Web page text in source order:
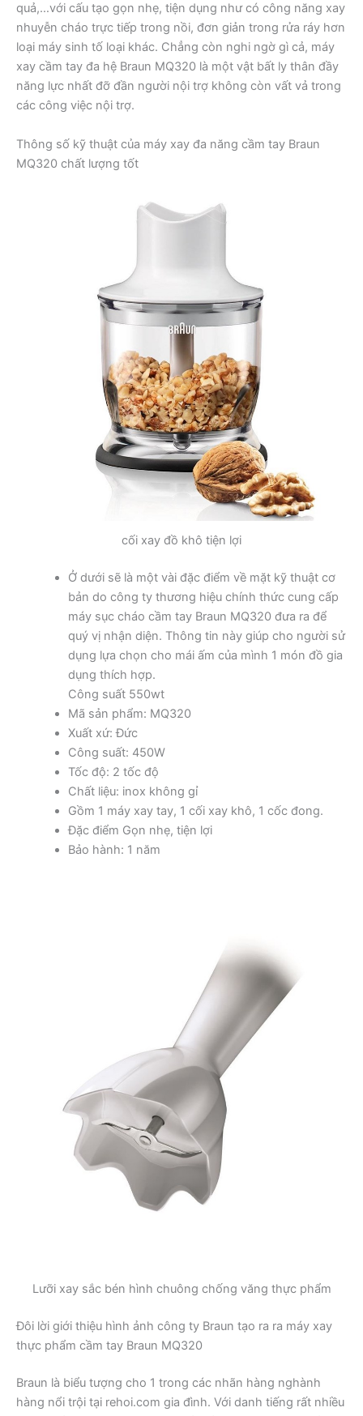
quả,…với cấu tạo gọn nhẹ, tiện dụng như có công năng xay
nhuyễn cháo trực tiếp trong nồi, đơn giản trong rửa ráy hơn
loại máy sinh tố loại khác. Chẳng còn nghi ngờ gì cả, máy
xay cầm tay đa hệ Braun MQ320 là một vật bất ly thân đầy
năng lực nhất đỡ đần người nội trợ không còn vất vả trong
các công việc nội trợ.
Thông số kỹ thuật của máy xay đa năng cầm tay Braun
MQ320 chất lượng tốt
cối xay đồ khô tiện lợi
Ở dưới sẽ là một vài đặc điểm về mặt kỹ thuật cơ
bản do công ty thương hiệu chính thức cung cấp
máy sục cháo cầm tay Braun MQ320 đưa ra để
quý vị nhận diện. Thông tin này giúp cho người sử
dụng lựa chọn cho mái ấm của mình 1 món đồ gia
dụng thích hợp.
Công suất 550wt
Mã sản phẩm: MQ320
Xuất xứ: Đức
Công suất: 450W
Tốc độ: 2 tốc độ
Chất liệu: inox không gỉ
Gồm 1 máy xay tay, 1 cối xay khô, 1 cốc đong.
Đặc điểm Gọn nhẹ, tiện lợi
Bảo hành: 1 năm
Lưỡi xay sắc bén hình chuông chống văng thực phẩm
Đôi lời giới thiệu hình ảnh công ty Braun tạo ra ra máy xay
thực phẩm cầm tay Braun MQ320
Braun là biểu tượng cho 1 trong các nhãn hàng nghành
hàng nổi trội tại rehoi.com gia đình. Với danh tiếng rất nhiều